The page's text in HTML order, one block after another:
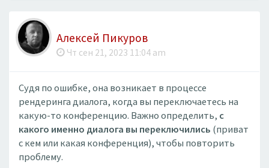
Алексей Пикуров
Чт сен 21, 2023 11:04 am
Судя по ошибке, она возникает в процессе
рендеринга диалога, когда вы переключаетесь на
какую-то конференцию. Важно определить, с
какого именно диалога вы переключились (приват
с кем или какая конференция), чтобы повторить
проблему.